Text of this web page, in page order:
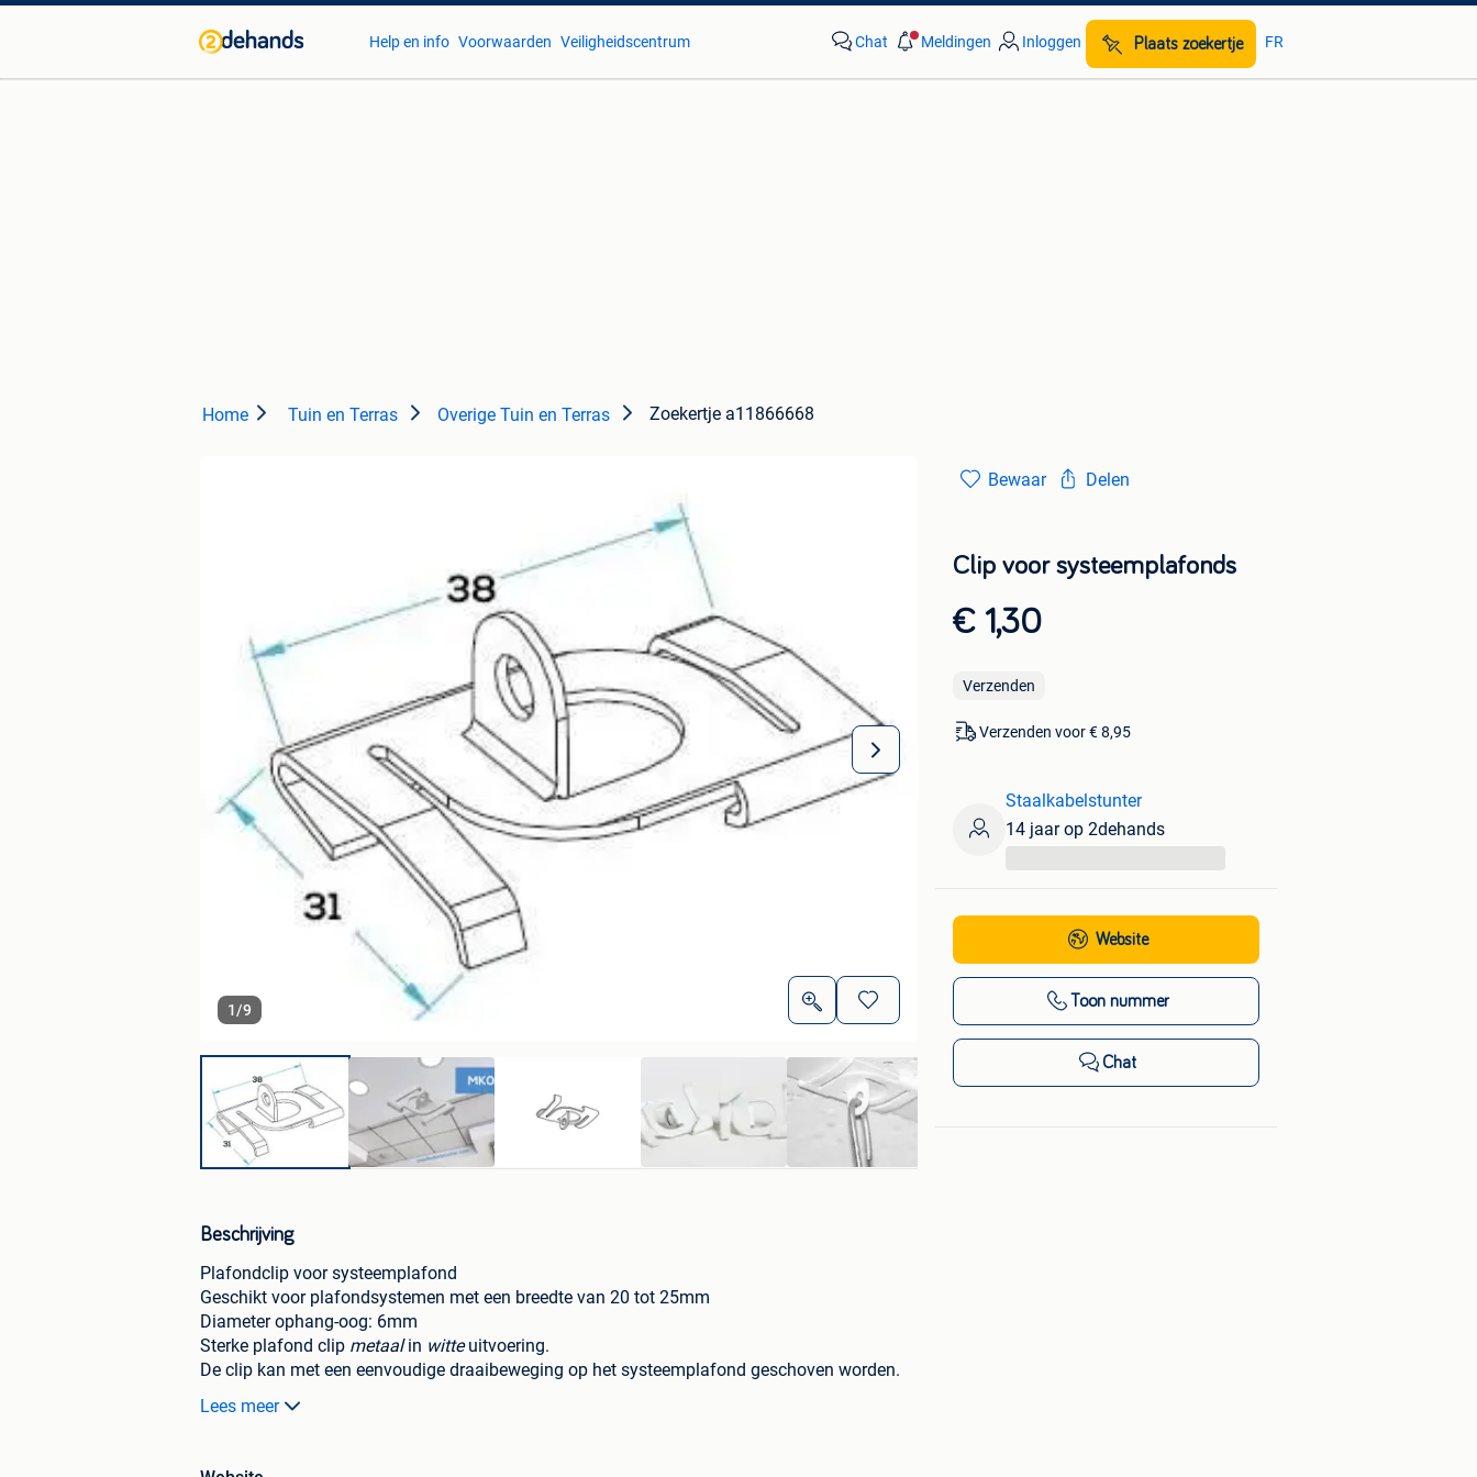
Help en info Voorwaarden Veiligheidscentrum Chat Meldingen Inloggen Plaats zoekertje FR
Home Tuin en Terras Overige Tuin en Terras Zoekertje a11866668
1/9
Beschrijving
Plafondclip voor systeemplafond
Geschikt voor plafondsystemen met een breedte van 20 tot 25mm
Diameter ophang-oog: 6mm
Sterke plafond clip metaalin witteuitvoering.
De clip kan met een eenvoudige draaibeweging op het systeemplafond geschoven worden.
Makkelijk voor het ophangen van:
Lees meer
Bewaar Delen
Clip voor systeemplafonds
€ 1,30
Verzenden
Verzenden voor € 8,95
Staalkabelstunter
14 jaar op 2dehands
Website
Toon nummer
Chat